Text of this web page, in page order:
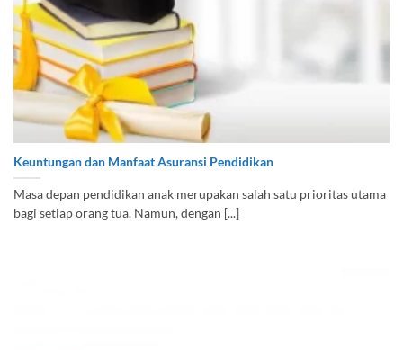
Keuntungan dan Manfaat Asuransi Pendidikan
Masa depan pendidikan anak merupakan salah satu prioritas utama
bagi setiap orang tua. Namun, dengan [...]